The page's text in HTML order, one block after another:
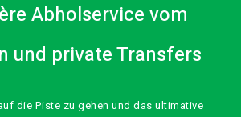
Abholservice vom
und private Transfers
die Piste zu gehen und das ultimative